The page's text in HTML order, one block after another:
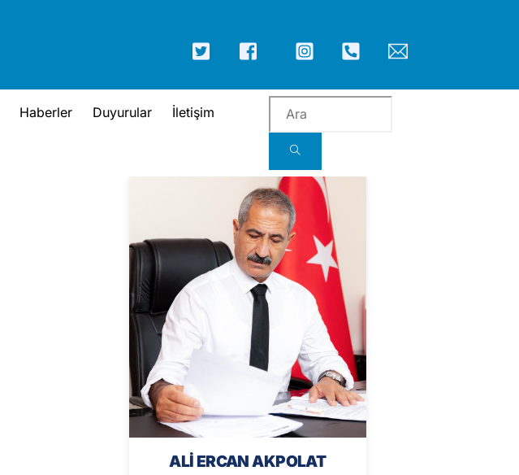
ICON
ICON
LABEL
ICON
ICON
ICON
Haberler Duyurular
İletişim
ALİ ERCAN AKPOLAT